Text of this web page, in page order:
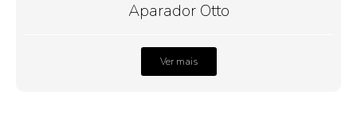
Aparador Otto
Ver mais